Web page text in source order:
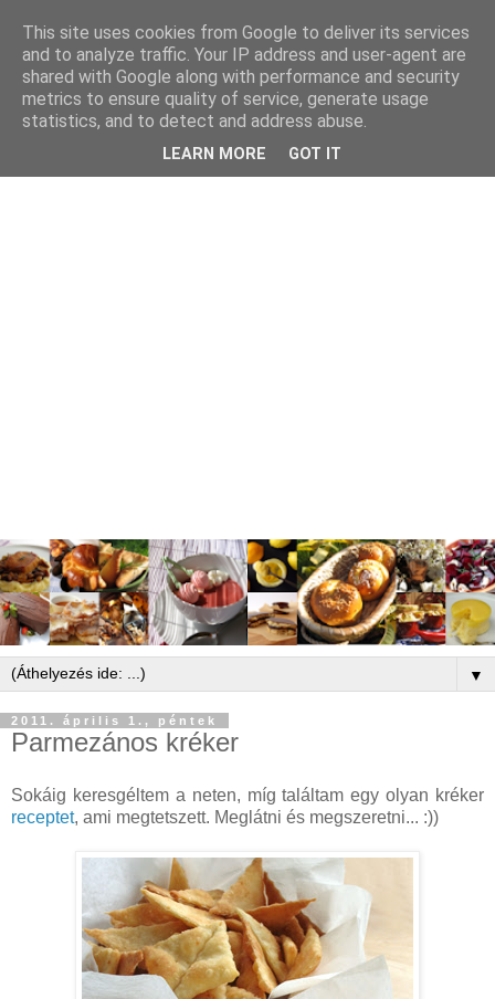
▼
2011. április 1., péntek
Parmezános kréker
Sokáig keresgéltem a neten, míg találtam egy olyan kréker
receptet, ami megtetszett. Meglátni és megszeretni... :))
This site uses cookies from Google to deliver its services
and to analyze traffic. Your IP address and user-agent are
shared with Google along with performance and security
metrics to ensure quality of service, generate usage
statistics, and to detect and address abuse.
LEARN MORE GOT IT